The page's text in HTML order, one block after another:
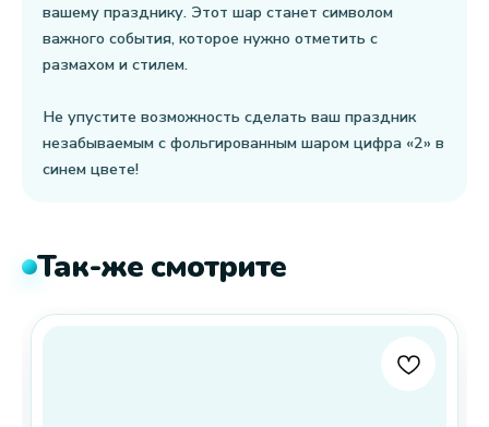
вашему празднику. Этот шар станет символом
важного события, которое нужно отметить с
размахом и стилем.
Не упустите возможность сделать ваш праздник
незабываемым с фольгированным шаром цифра «2» в
синем цвете!
Так-же смотрите